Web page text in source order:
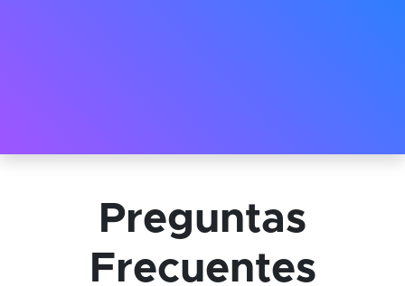
Preguntas
Frecuentes